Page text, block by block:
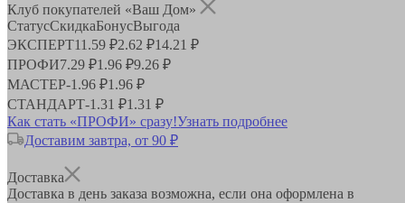
Клуб покупателей «Ваш Дом»
СтатусСкидкаБонусВыгода
ЭКСПЕРТ11.59 ₽2.62 ₽14.21 ₽
ПРОФИ7.29 ₽1.96 ₽9.26 ₽
МАСТЕР-1.96 ₽1.96 ₽
СТАНДАРТ-1.31 ₽1.31 ₽
Как стать «ПРОФИ» сразу!Узнать подробнее
Доставим завтра, от 90 ₽
Доставка
Доставка в день заказа возможна, если она оформлена в